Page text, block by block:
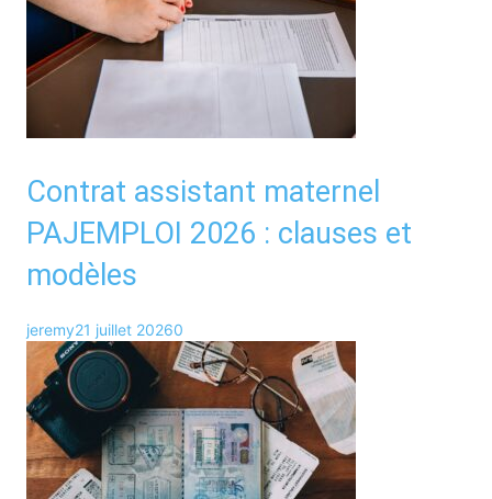
Contrat assistant maternel
PAJEMPLOI 2026 : clauses et
modèles
jeremy21 juillet 20260